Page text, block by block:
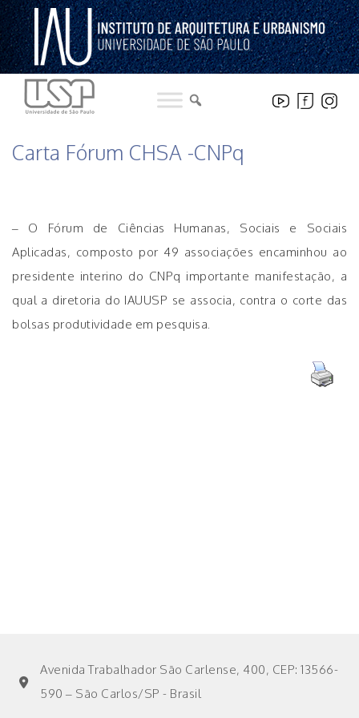
Pular
para
o
conteúdo
Carta Fórum CHSA -CNPq
– O Fórum de Ciências Humanas, Sociais e Sociais
Aplicadas, composto por 49 associações encaminhou ao
presidente interino do CNPq importante manifestação, a
qual a diretoria do IAUUSP se associa, contra o corte das
bolsas produtividade em pesquisa.
Avenida Trabalhador São Carlense, 400, CEP: 13566-
590 – São Carlos/SP - Brasil